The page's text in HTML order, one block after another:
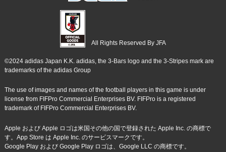
All Rights Reserved By JFA
©2024 adidas Japan K.K. adidas, the 3-Bars logo and the 3-Stripes mark are
trademarks of the adidas Group
The use of images and names of the football players in this game is under
license from FIFPro Commercial Enterprises BV. FIFPro is a registered
trademark of FIFPro Commercial Enterprises BV.
Apple および Apple ロゴは米国その他の国で登録された Apple Inc. の商標で
す。App Store は Apple Inc. のサービスマークです。
Google Play および Google Play ロゴは、Google LLC の商標です。